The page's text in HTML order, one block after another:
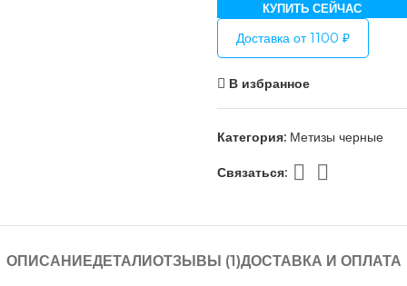
КУПИТЬ СЕЙЧАС
Доставка от 1100 ₽
В избранное
Категория: Метизы черные
Связаться:
ОПИСАНИЕДЕТАЛИОТЗЫВЫ (1)ДОСТАВКА И ОПЛАТА